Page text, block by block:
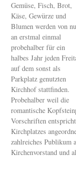
Gemüse, Fisch, Brot,
Käse, Gewürze und
Blumen werden von
an erstmal einmal
probehalber für ein
halbes Jahr jeden
auf dem sonst als
Parkplatz genutzten
Kirchhof stattfinden.
Probehalber weil die
romantische
Vorschriften
Kirchplatzes
zahlreiches Publikum
Kirchenvorstand und